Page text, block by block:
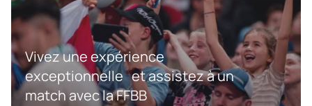
Vivez une expérience
exceptionnelle et assistez à un
match avec la FFBB